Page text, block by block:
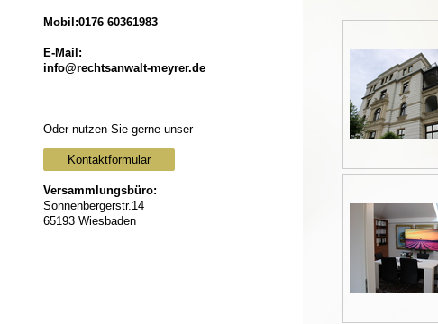
Mobil:0176 60361983
E-Mail:
info@rechtsanwalt-meyrer.de
Oder nutzen Sie gerne unser
Kontaktformular
Versammlungsbüro:
Sonnenbergerstr.14
65193 Wiesbaden